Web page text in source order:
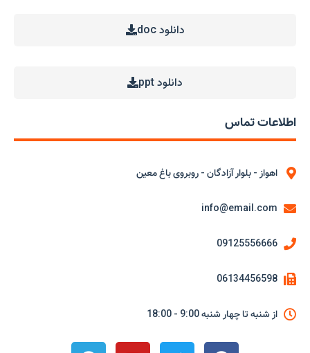
دانلود doc
دانلود ppt
اطلاعات تماس
اهواز - بلوار آزادگان - روبروی باغ معین
info@email.com
09125556666
06134456598
از شنبه تا چهار شنبه 9:00 - 18:00